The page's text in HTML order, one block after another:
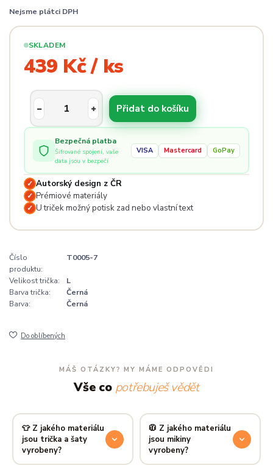
Nejsme plátci DPH
SKLADEM
439 Kč / ks
Přidat do košíku
Bezpečná platba
Šifrované spojení, vaše
data jsou v bezpečí
VISA Mastercard GoPay
✓ Autorský design z ČR
✓ Prémiové materiály
✓ U triček možný potisk zad nebo vlastní text
Číslo
produktu:
T0005-7
Velikost trička:
L
Barva trička:
Černá
Barva:
Černá
Do oblíbených
MÁŠ OTÁZKY? MY MÁME ODPOVĚDI
Vše co potřebuješ vědět
👕 Z jakého materiálu
jsou trička a šaty
vyrobeny?
🧥 Z jakého materiálu
jsou mikiny
vyrobeny?